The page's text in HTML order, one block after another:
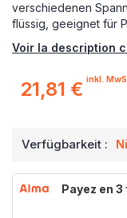
verschiedenen
flüssig, geeignet für
Voir la description
21,81 € inkl.
Verfügbarkeit :
Payez en